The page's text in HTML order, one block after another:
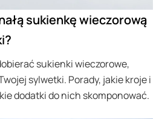
sukienkę wieczorową
sukienki wieczorowe,
sylwetki. Porady, jakie kroje i
dodatki do nich skomponować.